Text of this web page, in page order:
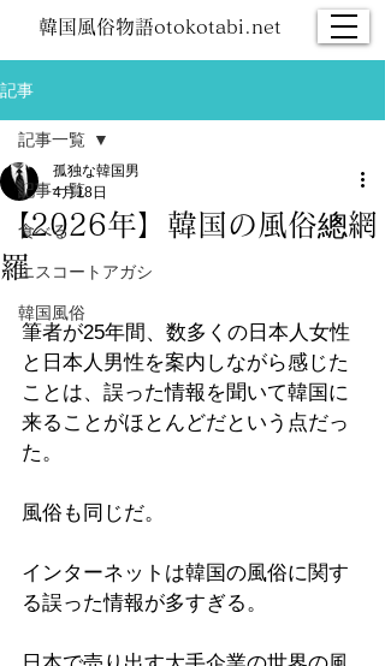
韓国風俗物語otokotabi.net
記事
記事一覧
食べる
エスコートアガシ
韓国風俗
記事一覧
【2026年】韓国の風俗總網
羅
孤独な韓国男
4月18日
筆者が25年間、数多くの日本人女性
と日本人男性を案内しながら感じた
ことは、誤った情報を聞いて韓国に
来ることがほとんどだという点だっ
た。
風俗も同じだ。
インターネットは韓国の風俗に関す
る誤った情報が多すぎる。